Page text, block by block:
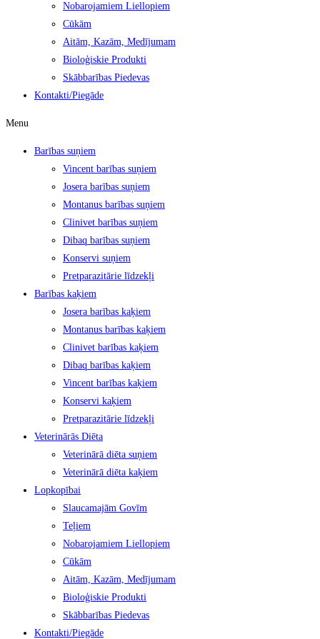
Nobarojamiem Liellopiem
Cūkām
Aitām, Kazām, Medījumam
Bioloģiskie Produkti
Skābbarības Piedevas
Kontakti/Piegāde
Menu
Barības suņiem
Vincent barības suņiem
Josera barības suņiem
Montanus barības suņiem
Clinivet barības suņiem
Dibaq barības suņiem
Konservi suņiem
Pretparazitārie līdzekļi
Barības kaķiem
Josera barības kaķiem
Montanus barības kaķiem
Clinivet barības kaķiem
Dibaq barības kaķiem
Vincent barības kaķiem
Konservi kaķiem
Pretparazitārie līdzekļi
Veterinārās Diēta
Veterinārā diēta suņiem
Veterinārā diēta kaķiem
Lopkopībai
Slaucamajām Govīm
Teļiem
Nobarojamiem Liellopiem
Cūkām
Aitām, Kazām, Medījumam
Bioloģiskie Produkti
Skābbarības Piedevas
Kontakti/Piegāde